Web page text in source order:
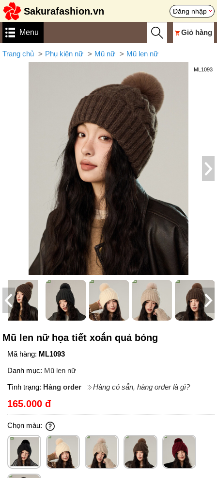
Sakurafashion.vn Đăng nhập
Menu Giỏ hàng
Trang chủ Phụ kiện nữ Mũ nữ Mũ len nữ
ML1093
Mũ len nữ họa tiết xoắn quả bóng
Mã hàng: ML1093
Danh mục: Mũ len nữ
Tình trạng: Hàng order Hàng có sẵn, hàng order là gì?
165.000 đ
Chọn màu: